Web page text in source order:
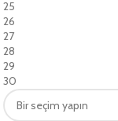
25
26
27
28
29
30